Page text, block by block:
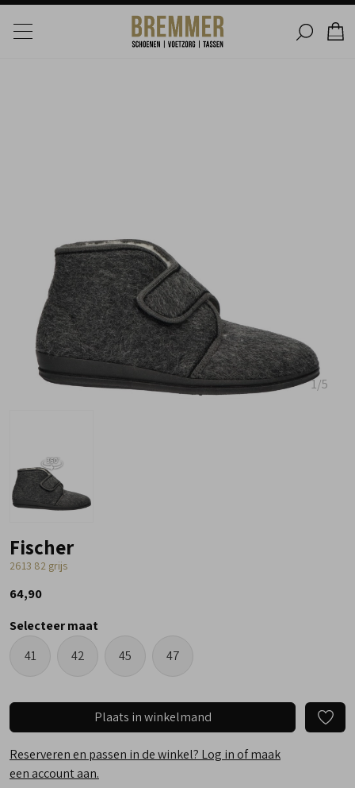
1/5
Fischer
2613 82 grijs
64,90
Selecteer maat
41
42 45 47
Plaats in winkelmand
Reserveren en passen in de winkel? Log in of maak
een account aan.